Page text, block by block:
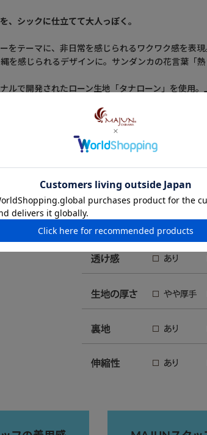
、シックに仕立てて大人っぽく。
をテーマに、非日常を感じられるワクワク感を表
を感じられるデザインに。サンダンカの花言葉「
ルで開発されたローン生地「タナローン」を使用
えた環境に優しいプリント手法で加工されています
フィットシルエット。襟先が水平に大きく開いた
トにマッチするデザインです。3mmのステッチを
ールの向きなど細かなディティールにもこだわった
ト・ホリゾンタルカラー・ラウンド裾
％